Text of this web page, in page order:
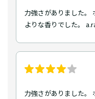
力強さがありました。
よりな香りでした。
力強さがありました。